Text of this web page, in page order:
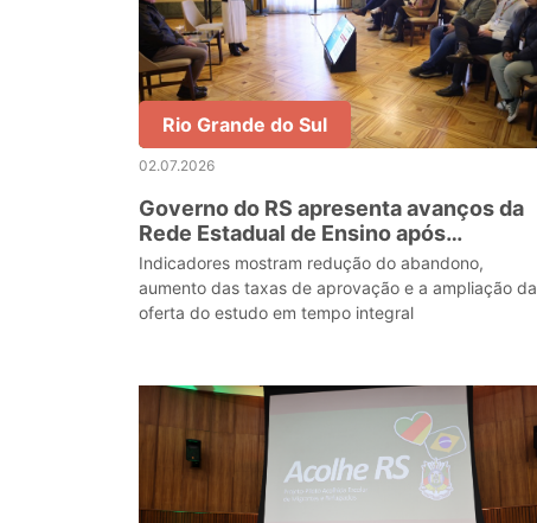
Rio Grande do Sul
02.07.2026
Governo do RS apresenta avanços da
Rede Estadual de Ensino após
reestruturação da educação
Indicadores mostram redução do abandono,
aumento das taxas de aprovação e a ampliação da
oferta do estudo em tempo integral